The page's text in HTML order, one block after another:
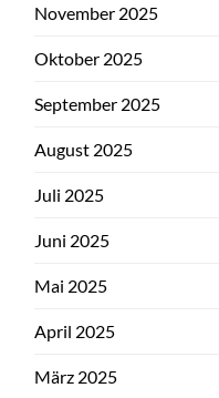
November 2025
Oktober 2025
September 2025
August 2025
Juli 2025
Juni 2025
Mai 2025
April 2025
März 2025